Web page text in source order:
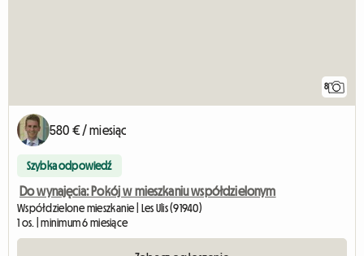
8
580 € / miesiąc
Szybka odpowiedź
Do wynajęcia: Pokój w mieszkaniu współdzielonym
Współdzielone mieszkanie | Les Ulis (91940)
1 os. | minimum 6 miesiące